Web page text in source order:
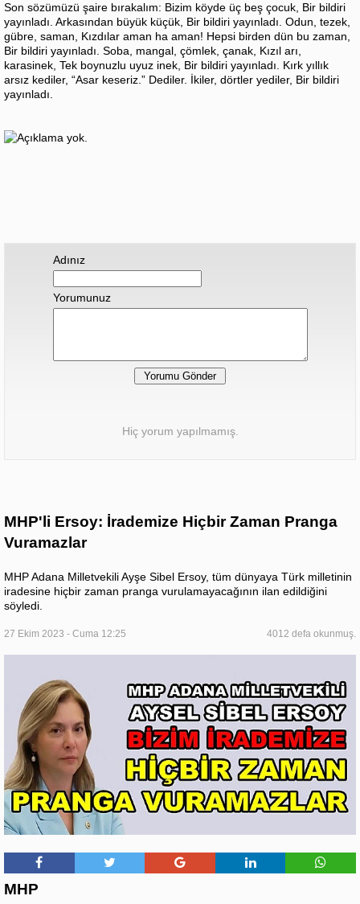
Son sözümüzü şaire bırakalım: Bizim köyde üç beş çocuk, Bir bildiri
yayınladı. Arkasından büyük küçük, Bir bildiri yayınladı. Odun, tezek,
gübre, saman, Kızdılar aman ha aman! Hepsi birden dün bu zaman,
Bir bildiri yayınladı. Soba, mangal, çömlek, çanak, Kızıl arı,
karasinek, Tek boynuzlu uyuz inek, Bir bildiri yayınladı. Kırk yıllık
arsız kediler, “Asar keseriz.” Dediler. İkiler, dörtler yediler, Bir bildiri
yayınladı.
Adınız
Yorumunuz
Hiç yorum yapılmamış.
MHP'li Ersoy: İrademize Hiçbir Zaman Pranga
Vuramazlar
MHP Adana Milletvekili Ayşe Sibel Ersoy, tüm dünyaya Türk milletinin
iradesine hiçbir zaman pranga vurulamayacağının ilan edildiğini
söyledi.
27 Ekim 2023 - Cuma 12:25 4012 defa okunmuş.
MHP